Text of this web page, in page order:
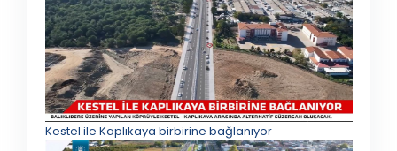
Kestel ile Kaplıkaya birbirine bağlanıyor